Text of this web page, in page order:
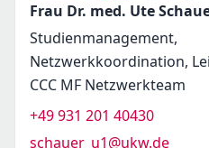
Frau Dr. med. Ute
Studienmanagement,
Netzwerkkoordination,
CCC MF Netzwerkteam
+49 931 201 40430
schauer_u1@ukw.de